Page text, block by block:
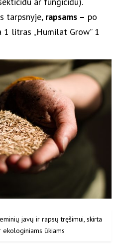
tarpsnyje, rapsams – po
1 litras „Humilat Grow” 1
javų ir rapsų tręšimui, skirta
ūkiams